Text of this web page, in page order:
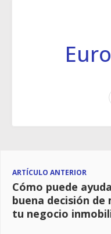
ARTÍCULO ANTERIOR
Cómo puede
buena decisión
tu negocio